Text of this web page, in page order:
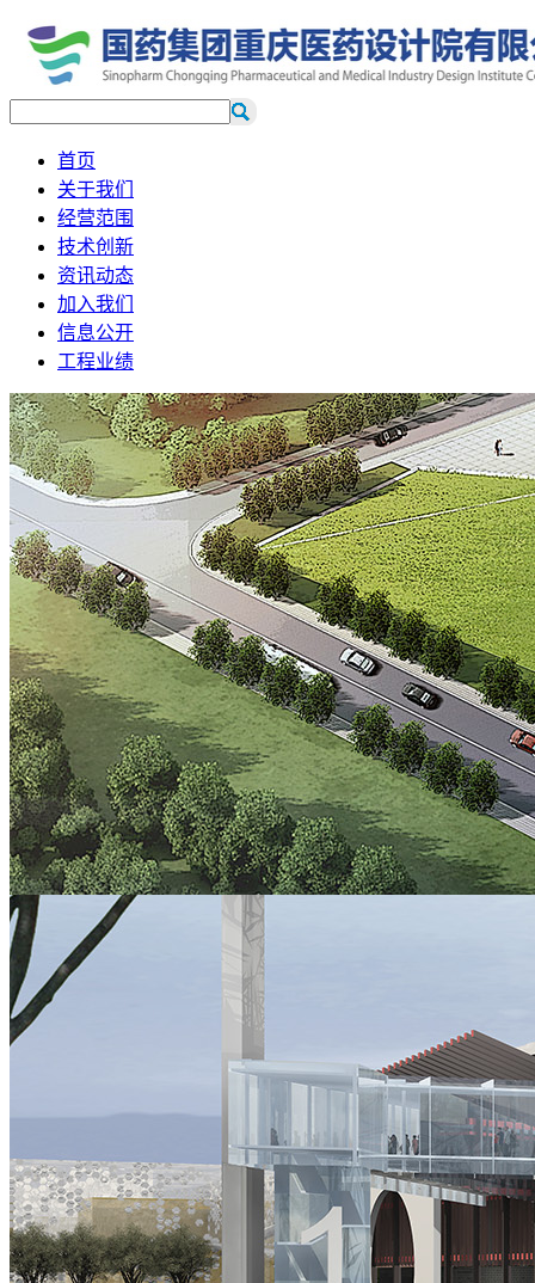
首页
关于我们
经营范围
技术创新
资讯动态
加入我们
信息公开
工程业绩